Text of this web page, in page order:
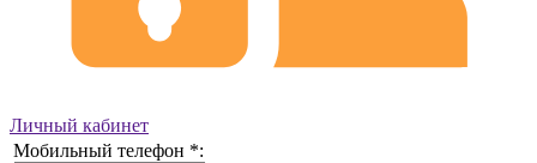
Личный кабинет
Мобильный телефон *: